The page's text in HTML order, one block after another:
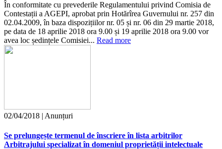
În conformitate cu prevederile Regulamentului privind Comisia de
Contestații a AGEPI, aprobat prin Hotărîrea Guvernului nr. 257 din
02.04.2009, în baza dispozițiilor nr. 05 și nr. 06 din 29 martie 2018,
pe data de 18 aprilie 2018 ora 9.00 și 19 aprilie 2018 ora 9.00 vor
avea loc ședințele Comisiei... Read more
02/04/2018 | Anunțuri
Se prelungește termenul de înscriere în lista arbitrilor
Arbitrajului specializat în domeniul proprietății intelectuale